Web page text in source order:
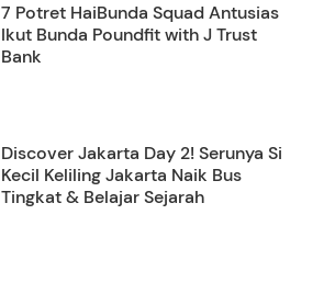
7 Potret HaiBunda Squad Antusias
Ikut Bunda Poundfit with J Trust
Bank
Discover Jakarta Day 2! Serunya Si
Kecil Keliling Jakarta Naik Bus
Tingkat & Belajar Sejarah